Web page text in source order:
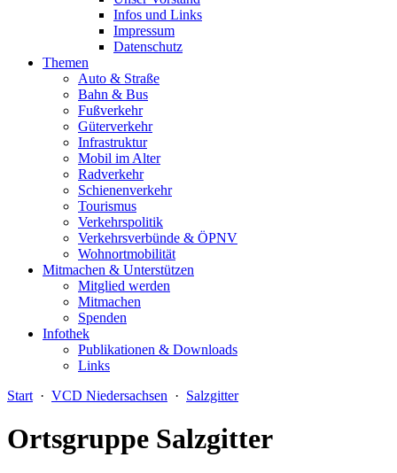
Infos und Links
Impressum
Datenschutz
Themen
Auto & Straße
Bahn & Bus
Fußverkehr
Güterverkehr
Infrastruktur
Mobil im Alter
Radverkehr
Schienenverkehr
Tourismus
Verkehrspolitik
Verkehrsverbünde & ÖPNV
Wohnortmobilität
Mitmachen & Unterstützen
Mitglied werden
Mitmachen
Spenden
Infothek
Publikationen & Downloads
Links
Start · VCD Niedersachsen · Salzgitter
Ortsgruppe Salzgitter